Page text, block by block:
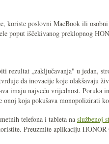
koriste poslovni MacBook ili
poput iščekivanog preklopnog
rezultat „zaključavanja" u jedan,
da inovacije koje olakšavaju
imaju najveću vrijednost. Poruka
onoj koja pokušava monopolizirati
telefona i tableta na službenoj
Preuzmite aplikaciju